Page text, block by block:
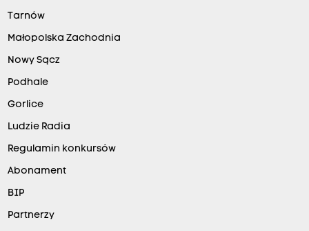
Tarnów
Małopolska Zachodnia
Nowy Sącz
Podhale
Gorlice
Ludzie Radia
Regulamin konkursów
Abonament
BIP
Partnerzy